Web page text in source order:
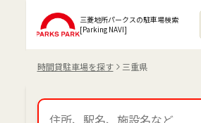
三菱地所パークスの駐車場検索
[Parking NAVI]
時間貸駐車場を探す 三重県